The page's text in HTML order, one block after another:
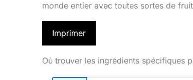
monde entier avec toutes sortes de
Imprimer
Où trouver les ingrédients spécifiques